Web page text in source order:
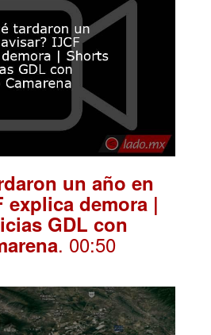
un año en
explica demora |
GDL con
. 00:50